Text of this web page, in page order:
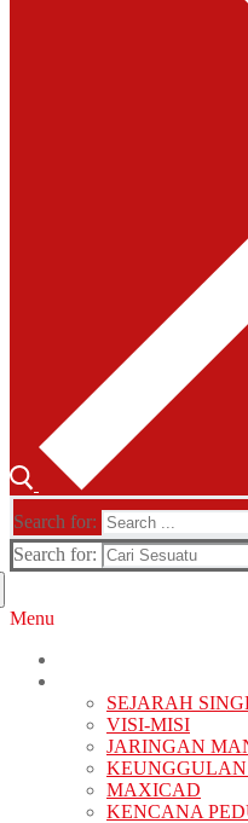
Search for:
Search for:
Menu
SEJARAH
VISI-MISI
JARINGAN
MAXICAD
KENCANA